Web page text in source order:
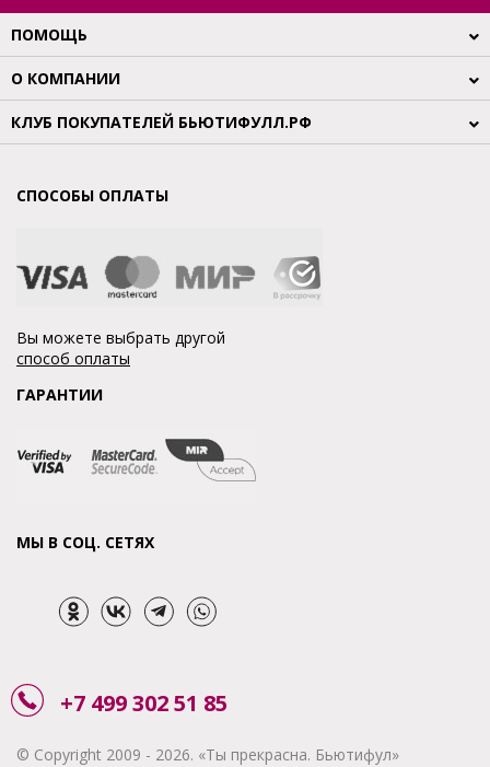
ПОМОЩЬ
О КОМПАНИИ
КЛУБ ПОКУПАТЕЛЕЙ БЬЮТИФУЛЛ.РФ
СПОСОБЫ ОПЛАТЫ
Вы можете выбрать другой
способ оплаты
ГАРАНТИИ
МЫ В СОЦ. СЕТЯХ
+7 499 302 51 85
© Copyright 2009 - 2026. «Ты прекрасна. Бьютифул»